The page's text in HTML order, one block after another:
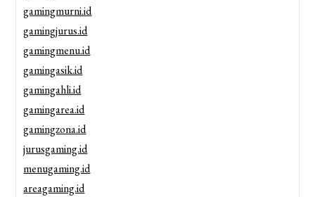
gamingmurni.id
gamingjurus.id
gamingmenu.id
gamingasik.id
gamingahli.id
gamingarea.id
gamingzona.id
jurusgaming.id
menugaming.id
areagaming.id